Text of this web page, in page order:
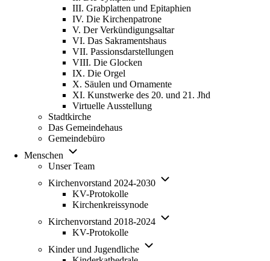
III. Grabplatten und Epitaphien
IV. Die Kirchenpatrone
V. Der Verkündigungsaltar
VI. Das Sakramentshaus
VII. Passionsdarstellungen
VIII. Die Glocken
IX. Die Orgel
X. Säulen und Ornamente
XI. Kunstwerke des 20. und 21. Jhd
Virtuelle Ausstellung
Stadtkirche
Das Gemeindehaus
Gemeindebüro
Menschen
Unternavigation von Menschen
Unser Team
Kirchenvorstand 2024-2030
Unternavigation von
KV-Protokolle
Kirchenkreissynode
Kirchenvorstand 2018-2024
Unternavigation von
KV-Protokolle
Kinder und Jugendliche
Unternavigation von Kinder und